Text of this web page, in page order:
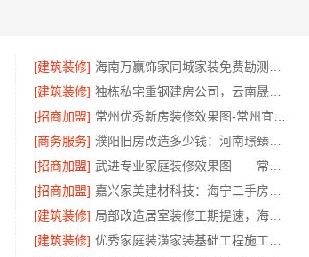
[建筑装修]
[建筑装修]
[招商加盟]
[商务服务]
[招商加盟]
[招商加盟]
[建筑装修]
[建筑装修]